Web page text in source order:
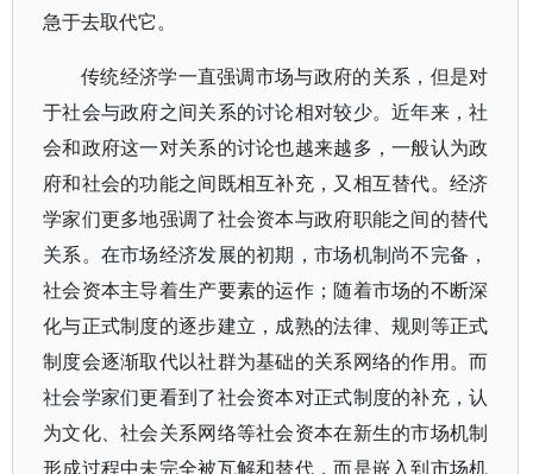
急于去取代它。
传统经济学一直强调市场与政府的关系，但是对
于社会与政府之间关系的讨论相对较少。近年来，社
会和政府这一对关系的讨论也越来越多，一般认为政
府和社会的功能之间既相互补充，又相互替代。经济
学家们更多地强调了社会资本与政府职能之间的替代
关系。在市场经济发展的初期，市场机制尚不完备，
社会资本主导着生产要素的运作；随着市场的不断深
化与正式制度的逐步建立，成熟的法律、规则等正式
制度会逐渐取代以社群为基础的关系网络的作用。而
社会学家们更看到了社会资本对正式制度的补充，认
为文化、社会关系网络等社会资本在新生的市场机制
形成过程中未完全被瓦解和替代，而是嵌入到市场机